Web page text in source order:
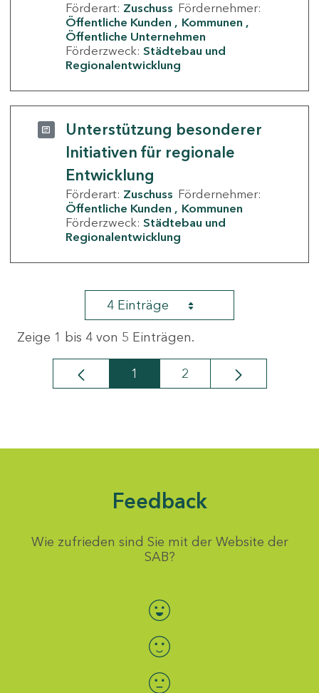
Förderart: Zuschuss Fördernehmer:
Öffentliche Kunden
Kommunen
Öffentliche Unternehmen
Förderzweck: Städtebau und
Regionalentwicklung
Unterstützung besonderer
Initiativen für regionale
Entwicklung
Förderart: Zuschuss Fördernehmer:
Öffentliche Kunden
Kommunen
Förderzweck: Städtebau und
Regionalentwicklung
4 Einträge
Zeige 1 bis 4 von 5 Einträgen.
Seite
1 Seite
2
Feedback
Wie zufrieden sind Sie mit der Website der
SAB?
Bewertung auswählen